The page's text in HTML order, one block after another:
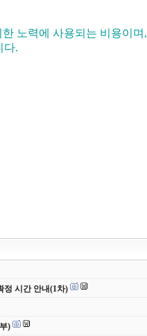
노력에 사용되는 비용이며,
다.
정 시간 안내(1차)
)